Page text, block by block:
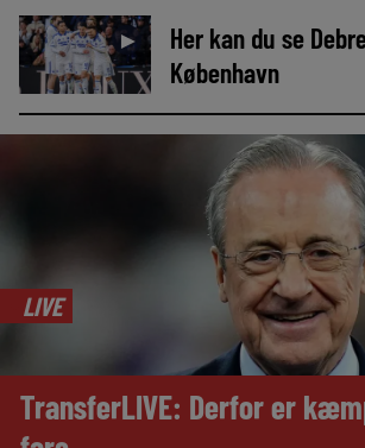
►
Her kan du se
København
LIVE
TransferLIVE: Derfor er